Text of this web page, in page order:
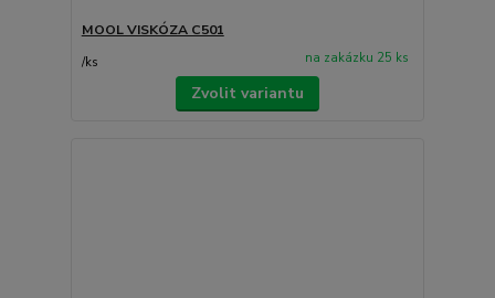
MOOL VISKÓZA C501
/ks na zakázku 25 ks
Zvolit variantu